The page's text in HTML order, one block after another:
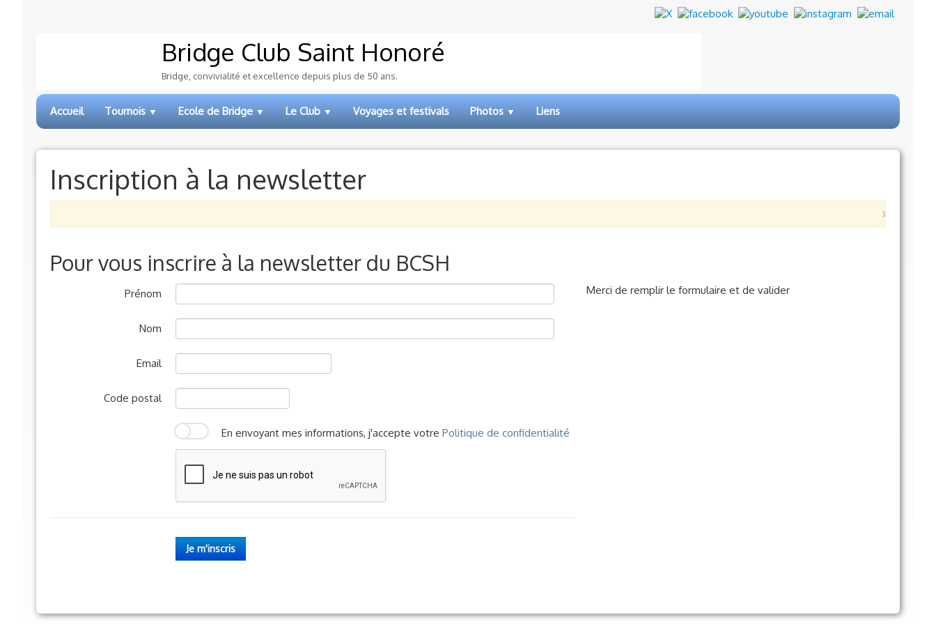
Bridge Club Saint Honoré
Bridge, convivialité et excellence depuis plus de 50 ans.
Accueil Tournois▼ Ecole de Bridge▼ Le Club▼ Voyages et festivals Photos▼ Liens
Inscription à la newsletter
×
Pour vous inscrire à la newsletter du BCSH
Prénom
Nom
Email
Code postal
En envoyant mes informations, j'accepte votre Politique de confidentialité
Je m'inscris
Merci de remplir le formulaire et de valider